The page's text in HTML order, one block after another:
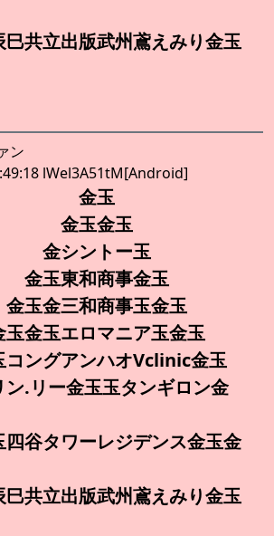
共立出版武州鳶えみり金玉
ン
lWel3A51tM[Android]
金玉
トー玉
商事金玉
和商事玉金玉
ロマニア玉金玉
アンハオVclinic金玉
ー金玉玉タンギロン金
タワーレジデンス金玉金
共立出版武州鳶えみり金玉